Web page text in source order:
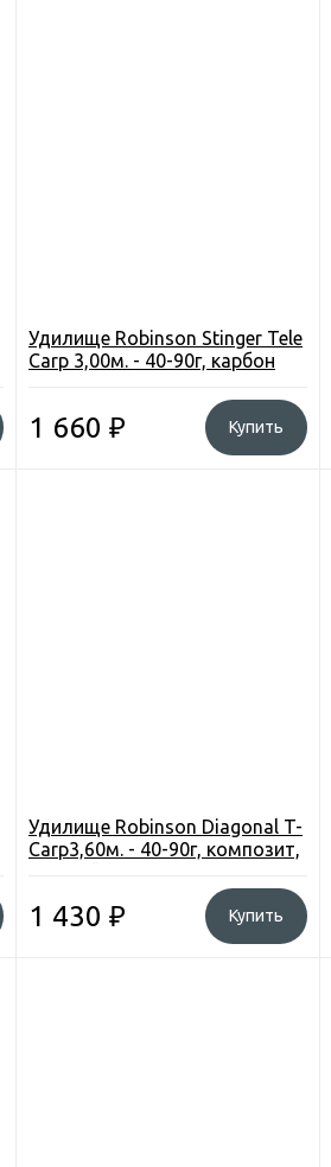
Удилище Robinson Stinger Tele
Carp 3,00м. - 40-90г, карбон
1 660 ₽ Купить
Удилище Robinson Diagonal T-
Carp3,60м. - 40-90г, композит,
1 430 ₽ Купить